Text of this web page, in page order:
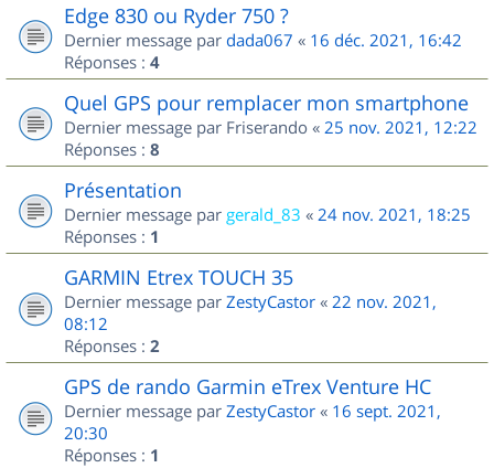
Edge 830 ou Ryder 750 ?
Dernier message par dada067 « 16 déc. 2021, 16:42
Réponses : 4
Quel GPS pour remplacer mon smartphone
Dernier message par Friserando « 25 nov. 2021, 12:22
Réponses : 8
Présentation
Dernier message par gerald_83 « 24 nov. 2021, 18:25
Réponses : 1
GARMIN Etrex TOUCH 35
Dernier message par ZestyCastor « 22 nov. 2021,
08:12
Réponses : 2
GPS de rando Garmin eTrex Venture HC
Dernier message par ZestyCastor « 16 sept. 2021,
20:30
Réponses : 1